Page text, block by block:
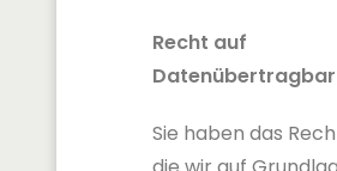
Recht auf
Sie haben das